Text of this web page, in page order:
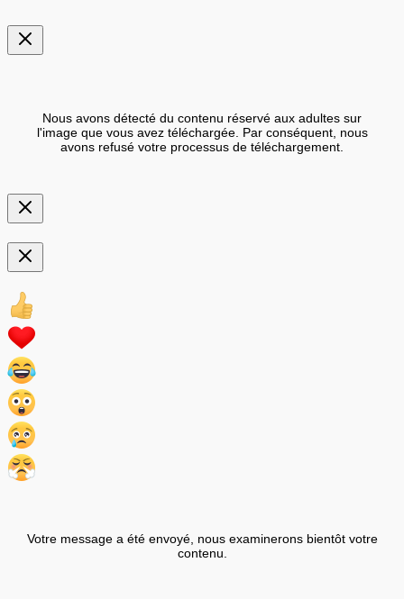
Nous avons détecté du contenu réservé aux adultes sur
l'image que vous avez téléchargée. Par conséquent, nous
avons refusé votre processus de téléchargement.
Votre message a été envoyé, nous examinerons bientôt votre
contenu.